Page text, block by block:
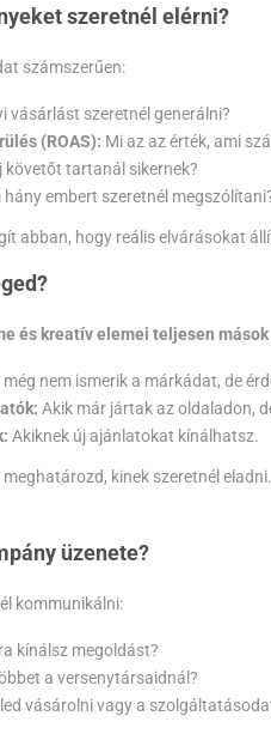
szeretnél elérni?
számszerűen:
vásárlást szeretnél generálni?
(ROAS): Mi az az érték, ami
követőt tartanál sikernek?
hány embert szeretnél
abban, hogy reális elvárásokat
és kreatív elemei teljesen
még nem ismerik a márkádat, de
Akik már jártak az oldaladon,
Akiknek új ajánlatokat kínálhatsz.
kinek szeretnél eladni.
üzenete?
kommunikálni:
kínálsz megoldást?
a versenytársaidnál?
vásárolni vagy a